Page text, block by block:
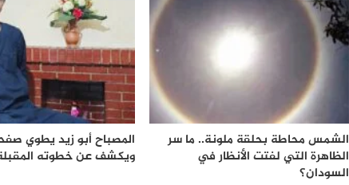
الشمس محاطة بحلقة ملونة.. ما سر
الظاهرة التي لفتت الأنظار في
السودان؟
المصباح أبو زيد يطوي
ويكشف عن خطوته